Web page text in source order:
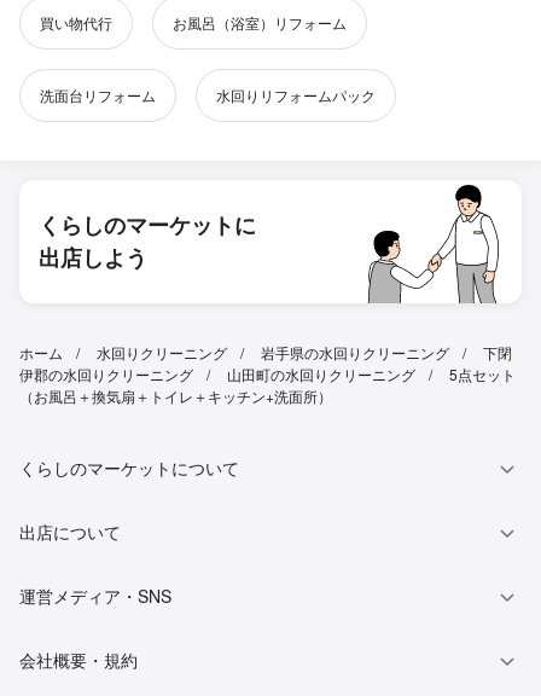
買い物代行 お風呂（浴室）リフォーム
洗面台リフォーム 水回りリフォームパック
くらしのマーケットに
出店しよう
ホーム 水回りクリーニング 岩手県の水回りクリーニング
下閉
伊郡の水回りクリーニング
山田町の水回りクリーニング
5点セット
（お風呂＋換気扇＋トイレ＋キッチン+洗面所）
くらしのマーケットについて
出店について
運営メディア・SNS
会社概要・規約